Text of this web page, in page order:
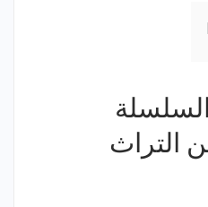
التراث